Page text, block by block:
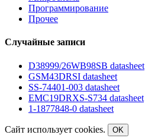
Программирование
Прочее
Случайные записи
D38999/26WB98SB datasheet
GSM43DRSI datasheet
SS-74401-003 datasheet
EMC19DRXS-S734 datasheet
1-1877848-0 datasheet
Сайт использует cookies.
OK